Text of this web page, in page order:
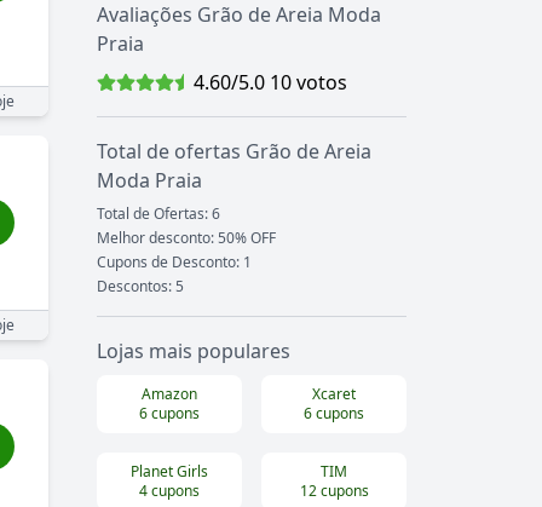
Avaliações Grão de Areia Moda
Praia
4.60/5.0 10votos
Total de ofertas Grão de Areia
Moda Praia
Total de Ofertas:6
Melhor desconto: 50% OFF
Cupons de Desconto: 1
Descontos:5
Lojas mais populares
Amazon
6cupons
Xcaret
6cupons
Planet Girls
4cupons
TIM
12cupons